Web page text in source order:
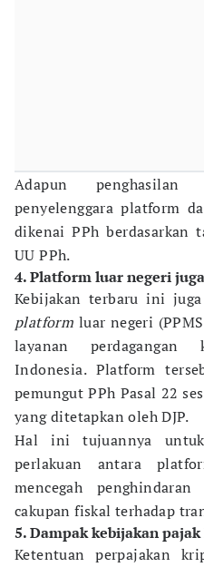
Adapun
penyelenggara platform
dikenai PPh berdasarkan
UU PPh.
4. Platform luar negeri
Kebijakan terbaru ini
platform luar negeri
layanan
Indonesia. Platform
pemungut PPh Pasal 22
yang ditetapkan oleh DJP.
Hal ini tujuannya untuk
perlakuan antara
mencegah
cakupan fiskal terhadap
5. Dampak kebijakan
Ketentuan perpajakan